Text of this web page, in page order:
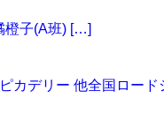
橙子(A班) […]
カデリー 他全国ロード